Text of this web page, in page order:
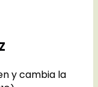
y cambia la